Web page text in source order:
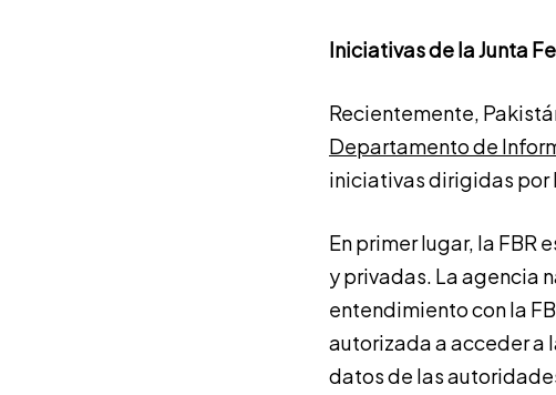
Iniciativas de la Junta
Recientemente,
Departamento de
iniciativas dirigidas por
En primer lugar, la
y privadas. La agencia
entendimiento con la
autorizada a acceder a
datos de las